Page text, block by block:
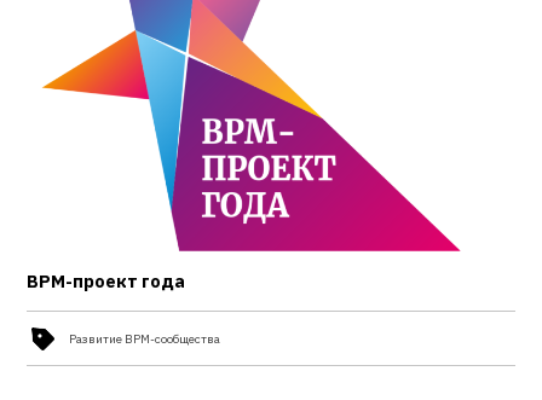
BPM-проект года
Развитие BPM-сообщества